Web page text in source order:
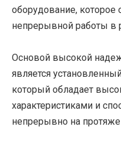
оборудование, которое
непрерывной работы в
Основой высокой
является
который обладает
характеристиками и
непрерывно на